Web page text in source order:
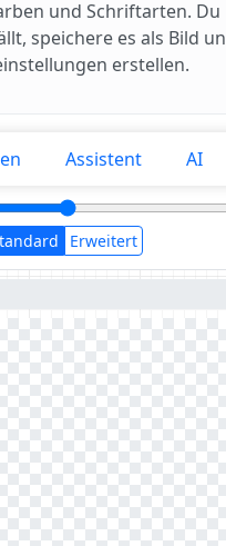
und Schriftarten.
speichere es als Bild
erstellen.
Assistent AI
Erweitert